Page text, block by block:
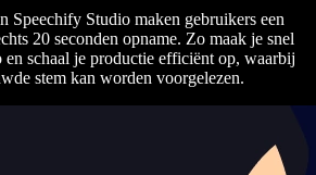
Speechify Studio maken gebruikers een
20 seconden opname. Zo maak je snel
en schaal je productie efficiënt op, waarbij
stem kan worden voorgelezen.